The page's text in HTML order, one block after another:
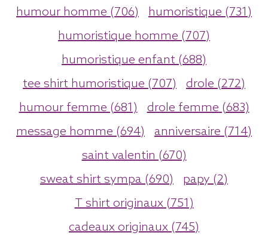
humour homme (706)
humoristique (731)
humoristique homme (707)
humoristique enfant (688)
tee shirt humoristique (707)
drole (272)
humour femme (681)
drole femme (683)
message homme (694)
anniversaire (714)
saint valentin (670)
sweat shirt sympa (690)
papy (2)
T shirt originaux (751)
cadeaux originaux (745)